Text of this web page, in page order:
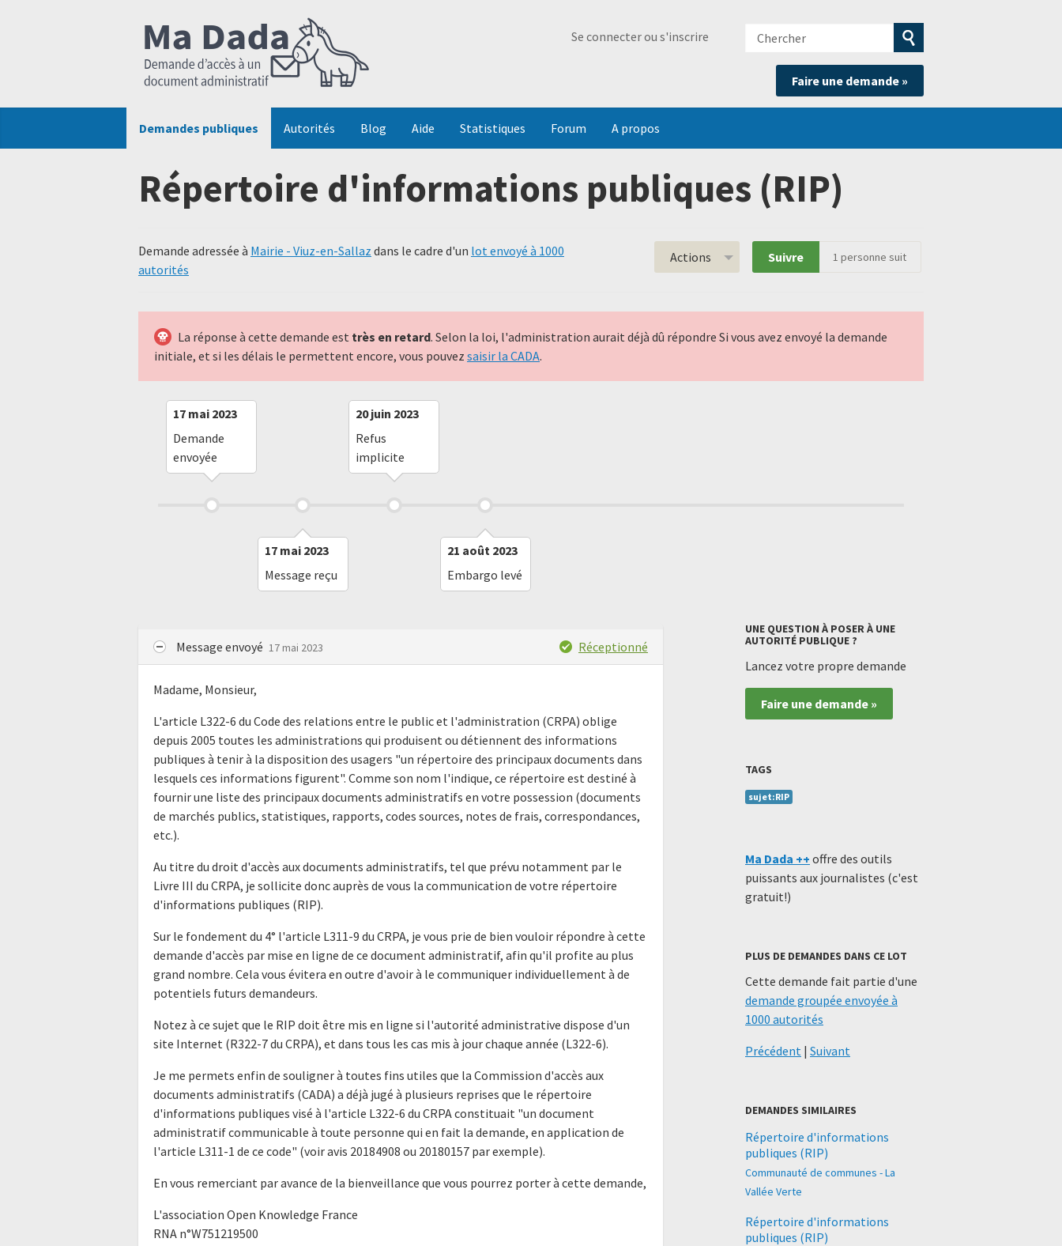
Se connecter ou s'inscrire
Chercher
Soumettre
la
recherche
Faire une demande »
Demandes publiques Autorités Blog Aide Statistiques Forum A propos
Répertoire d'informations publiques (RIP)
Demande adressée à Mairie - Viuz-en-Sallaz dans le cadre d'un lot envoyé à 1000
autorités
Actions Suivre 1 personne suit
La réponse à cette demande est très en retard. Selon la loi, l'administration aurait déjà dû répondre Si vous avez envoyé la demande
initiale, et si les délais le permettent encore, vous pouvez saisir la CADA.
17 mai 2023
Demande
envoyée
17 mai 2023
Message reçu
20 juin 2023
Refus
implicite
21 août 2023
Embargo levé
Message envoyé 17 mai 2023 Réceptionné
Madame, Monsieur,
L'article L322-6 du Code des relations entre le public et l'administration (CRPA) oblige
depuis 2005 toutes les administrations qui produisent ou détiennent des informations
publiques à tenir à la disposition des usagers "un répertoire des principaux documents dans
lesquels ces informations figurent". Comme son nom l'indique, ce répertoire est destiné à
fournir une liste des principaux documents administratifs en votre possession (documents
de marchés publics, statistiques, rapports, codes sources, notes de frais, correspondances,
etc.).
Au titre du droit d'accès aux documents administratifs, tel que prévu notamment par le
Livre III du CRPA, je sollicite donc auprès de vous la communication de votre répertoire
d'informations publiques (RIP).
Sur le fondement du 4° l'article L311-9 du CRPA, je vous prie de bien vouloir répondre à cette
demande d'accès par mise en ligne de ce document administratif, afin qu'il profite au plus
grand nombre. Cela vous évitera en outre d'avoir à le communiquer individuellement à de
potentiels futurs demandeurs.
Notez à ce sujet que le RIP doit être mis en ligne si l'autorité administrative dispose d'un
site Internet (R322-7 du CRPA), et dans tous les cas mis à jour chaque année (L322-6).
Je me permets enfin de souligner à toutes fins utiles que la Commission d'accès aux
documents administratifs (CADA) a déjà jugé à plusieurs reprises que le répertoire
d'informations publiques visé à l'article L322-6 du CRPA constituait "un document
administratif communicable à toute personne qui en fait la demande, en application de
l'article L311-1 de ce code" (voir avis 20184908 ou 20180157 par exemple).
En vous remerciant par avance de la bienveillance que vous pourrez porter à cette demande,
L'association Open Knowledge France
RNA n°W751219500
UNE QUESTION À POSER À UNE
AUTORITÉ PUBLIQUE ?
Lancez votre propre demande
Faire une demande »
TAGS
sujet:RIP
Ma Dada ++ offre des outils
puissants aux journalistes (c'est
gratuit!)
PLUS DE DEMANDES DANS CE LOT
Cette demande fait partie d'une
demande groupée envoyée à
1000 autorités
Précédent | Suivant
DEMANDES SIMILAIRES
Répertoire d'informations
publiques (RIP)
Communauté de communes - La
Vallée Verte
Répertoire d'informations
publiques (RIP)